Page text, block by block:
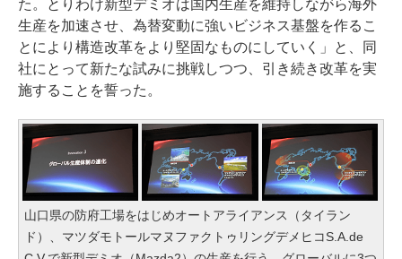
た。とりわけ新型デミオは国内生産を維持しながら海外
生産を加速させ、為替変動に強いビジネス基盤を作るこ
とにより構造改革をより堅固なものにしていく」と、同
社にとって新たな試みに挑戦しつつ、引き続き改革を実
施することを誓った。
山口県の防府工場をはじめオートアライアンス（タイラン
ド）、マツダモトールマヌファクトゥリングデメヒコS.A.de